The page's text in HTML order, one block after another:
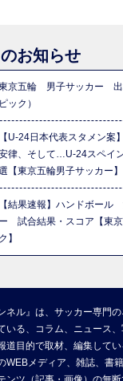
お知らせ
京五輪 男子サッカー 出
ピック）
【U-24日本代表スタメン案
律、そして…U-24スペイ
【東京五輪男子サッカー】
【結果速報】ハンドボー
ー 試合結果・スコア【東
ク】
ネル』は、サッカー専門
いる、コラム、ニュース、
道目的で取材、編集して
WEBメディア、雑誌、書